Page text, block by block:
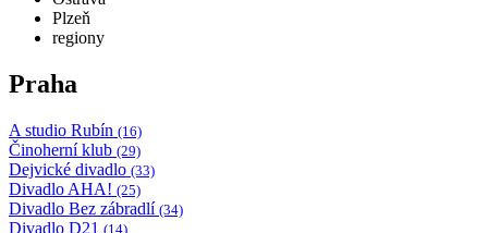
Plzeň
regiony
Praha
A studio Rubín (16)
Činoherní klub (29)
Dejvické divadlo (33)
Divadlo AHA! (25)
Divadlo Bez zábradlí (34)
Divadlo D21 (14)